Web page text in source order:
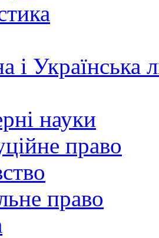
і Українська
науки
право
право